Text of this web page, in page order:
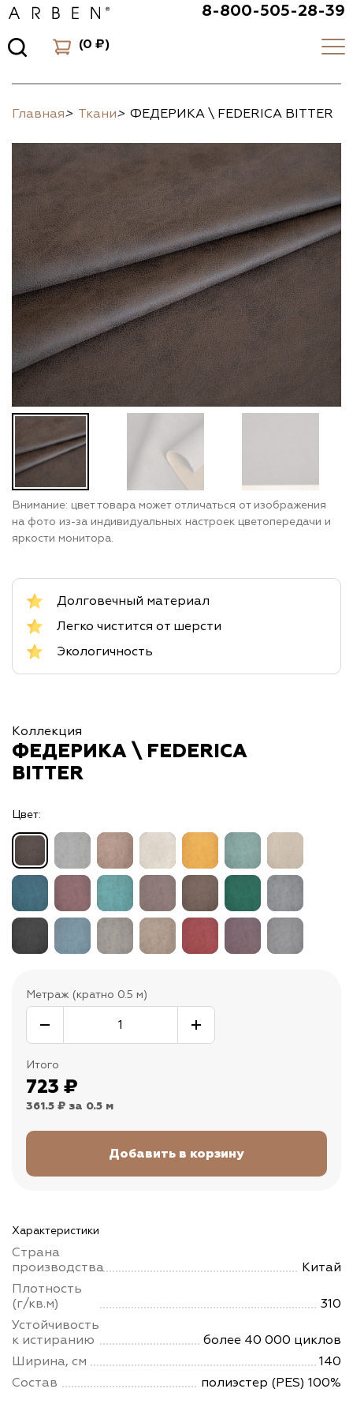
8-800-505-28-39
(0 ₽)
Главная> Ткани> ФЕДЕРИКА \ FEDERICA BITTER
Внимание: цвет товара может отличаться от изображения
на фото из-за индивидуальных настроек цветопередачи и
яркости монитора.
Долговечный материал
Легко чистится от шерсти
Экологичность
Коллекция
ФЕДЕРИКА \ FEDERICA
BITTER
Цвет:
Метраж (кратно 0.5 м)
Итого
723 ₽
361.5 ₽ за 0.5 м
Характеристики
Страна
производства
Китай
Плотность
(г/кв.м)
310
Устойчивость
к истиранию
более 40 000 циклов
Ширина, см
140
Состав
полиэстер (PES) 100%